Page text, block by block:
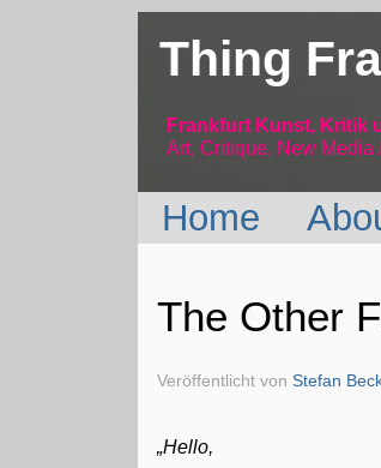
Thing
Frankfurt Kunst, Kritik
Art, Critique, New Media
Home
The Other
Veröffentlicht vonStefan
„Hello,